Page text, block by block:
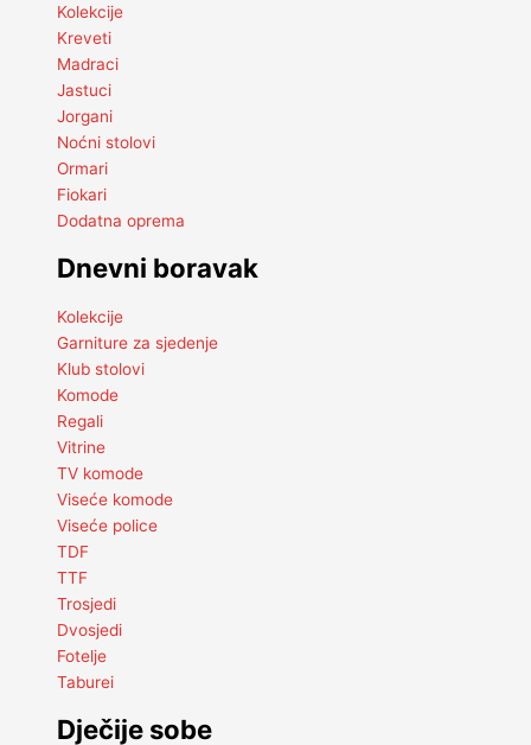
Kolekcije
Kreveti
Madraci
Jastuci
Jorgani
Noćni stolovi
Ormari
Fiokari
Dodatna oprema
Dnevni boravak
Kolekcije
Garniture za sjedenje
Klub stolovi
Komode
Regali
Vitrine
TV komode
Viseće komode
Viseće police
TDF
TTF
Trosjedi
Dvosjedi
Fotelje
Taburei
Dječije sobe